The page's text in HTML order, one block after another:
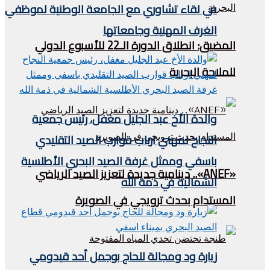
المضيق: انطلاق الدورة الـ22 للأسبوع الدولي
للملاحة البحرية
«ANEF».. دينامية جديدة لتعزيز الصيد الرياضي
المستدام بحدث ترويجي في الصويرة
في لقاء تشاوري مع الجامعة الوطنية لموظفي
الغرف المهنية وجامعاتها
والدة الأخ عبد الجليل مغفل، رئيس جمعية
النجاح لمهني ارباب قوارب الصيد التقليدي
باسفي وممثل غرفة الصيد البحري الأطلسية
الشمالية في ذمة الله
زيارة ود ومجالة للحاج بوجمل أحد قيدومي